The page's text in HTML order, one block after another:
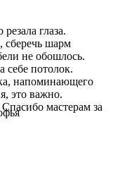
глаза.
сберечь шарм
не обошлось.
себе потолок.
напоминающего
это важно.
мастерам за